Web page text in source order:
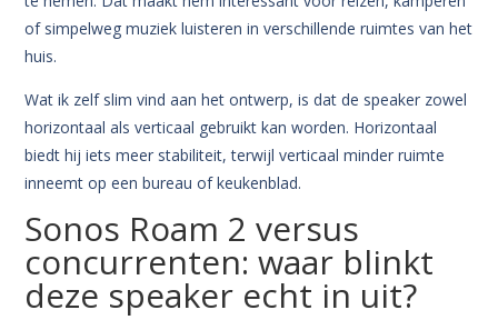
of simpelweg muziek luisteren in verschillende ruimtes van het
huis.
Wat ik zelf slim vind aan het ontwerp, is dat de speaker zowel
horizontaal als verticaal gebruikt kan worden. Horizontaal
biedt hij iets meer stabiliteit, terwijl verticaal minder ruimte
inneemt op een bureau of keukenblad.
Sonos Roam 2 versus
concurrenten: waar blinkt
deze speaker echt in uit?